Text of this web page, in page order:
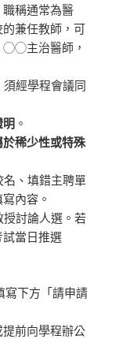
稱通常為醫
兼任教師，可
◯◯主治醫師，
經學程會議同
明 。
稀少性或特殊
、填錯主聘單
內容。
討論人選。若
當日推選
下方「請申請
前向學程辦公